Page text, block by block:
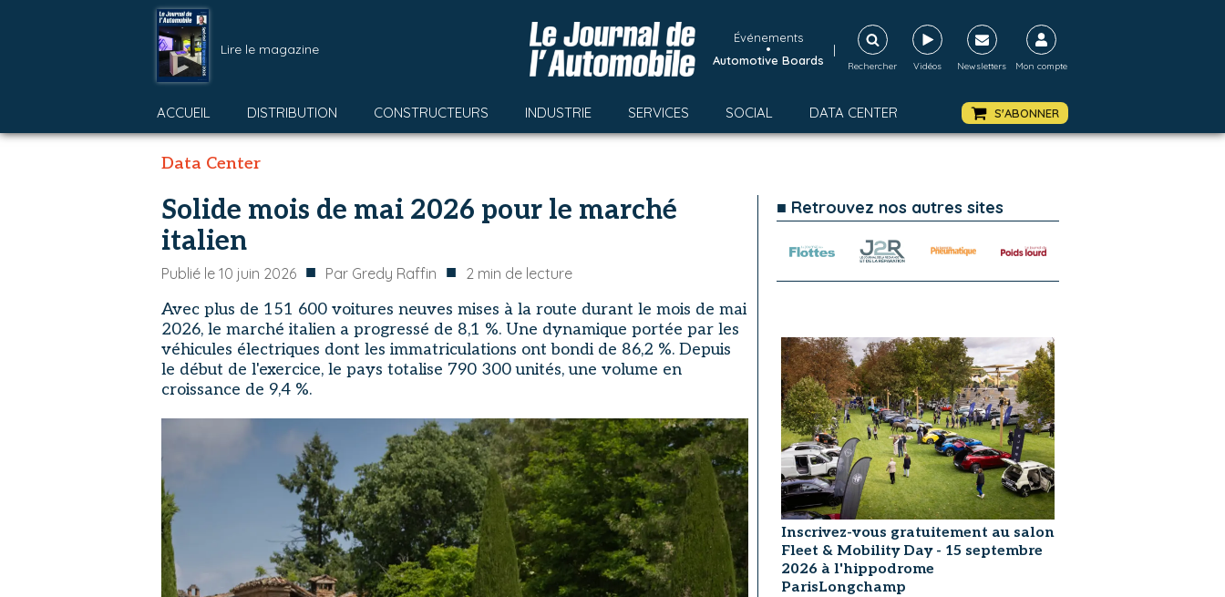
Lire le magazine
Événements
•
Automotive Boards
|
Rechercher Vidéos Newsletters Mon compte
ACCUEIL DISTRIBUTION CONSTRUCTEURS INDUSTRIE SERVICES SOCIAL DATA CENTER S'ABONNER
Data Center
Solide mois de mai 2026 pour le marché
italien
Publié le 10 juin 2026 ■ Par Gredy Raffin ■ 2 min de lecture
Avec plus de 151 600 voitures neuves mises à la route durant le mois de mai
2026, le marché italien a progressé de 8,1 %. Une dynamique portée par les
véhicules électriques dont les immatriculations ont bondi de 86,2 %. Depuis
le début de l'exercice, le pays totalise 790 300 unités, une volume en
croissance de 9,4 %.
■ Retrouvez nos autres sites
Inscrivez-vous gratuitement au salon
Fleet & Mobility Day - 15 septembre
2026 à l'hippodrome
ParisLongchamp